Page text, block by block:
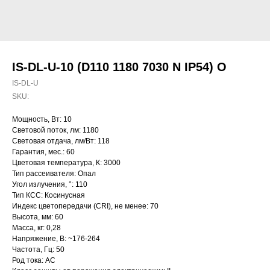
IS-DL-U-10 (D110 1180 7030 N IP54) O
IS-DL-U
SKU:
Мощность, Вт: 10
Световой поток, лм: 1180
Световая отдача, лм/Вт: 118
Гарантия, мес.: 60
Цветовая температура, К: 3000
Тип рассеивателя: Опал
Угол излучения, °: 110
Тип КСС: Косинусная
Индекс цветопередачи (CRI), не менее: 70
Высота, мм: 60
Масса, кг: 0,28
Напряжение, В: ~176-264
Частота, Гц: 50
Род тока: AC